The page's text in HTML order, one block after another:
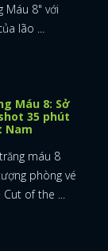
Máu 8" với
lão ...
Máu 8: Sở
35 phút
Nam
máu 8
phòng vé
of the ...